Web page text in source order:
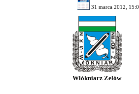
31 marca 2012,
Włókniarz Zelów